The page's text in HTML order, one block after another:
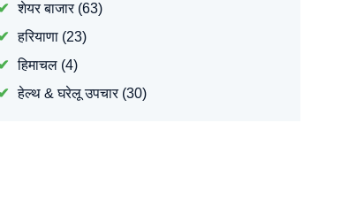
शेयर बाजार(63)
हरियाणा(23)
हिमाचल(4)
हेल्थ & घरेलू उपचार(30)